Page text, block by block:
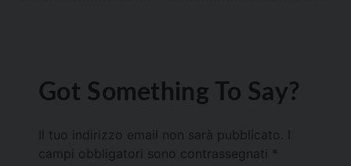
Got Something To Say?
Il tuo indirizzo email non sarà pubblicato.
campi obbligatori sono contrassegnati *